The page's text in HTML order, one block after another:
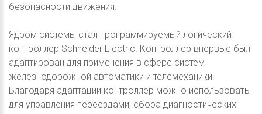
безопасности движения.
Ядром системы стал программируемый логический
контроллер Schneider Electric. Контроллер впервые был
адаптирован для применения в сфере систем
железнодорожной автоматики и телемеханики.
Благодаря адаптации контроллер можно использовать
для управления переездами, сбора диагностических